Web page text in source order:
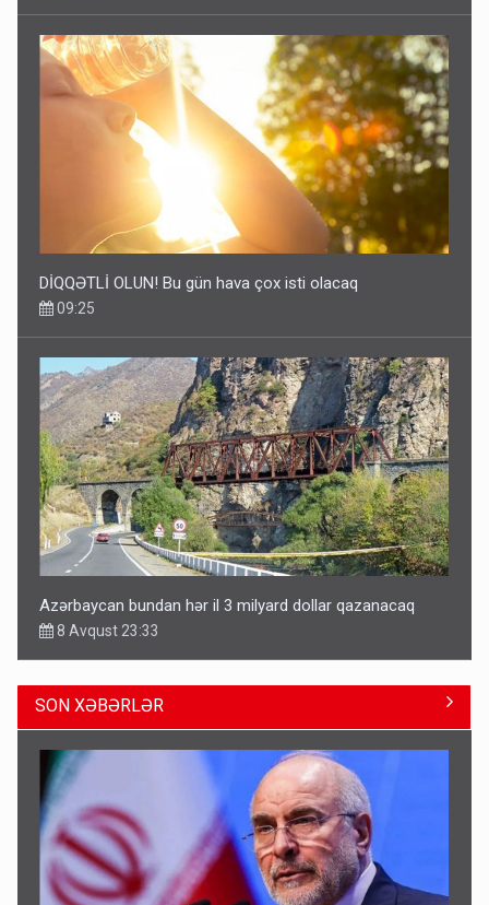
DİQQƏTLİ OLUN! Bu gün hava çox isti olacaq
09:25
Azərbaycan bundan hər il 3 milyard dollar qazanacaq
8 Avqust 23:33
SON XƏBƏRLƏR